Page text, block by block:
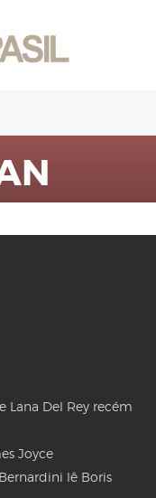
Lana Del Rey recém
Joyce
lê Boris